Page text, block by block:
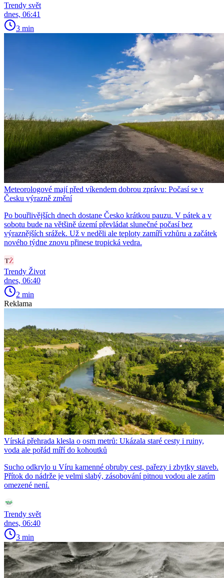
Trendy svět
dnes, 06:41
3 min
Meteorologové mají před víkendem dobrou zprávu: Počasí se v
Česku výrazně změní
Po bouřlivějších dnech dostane Česko krátkou pauzu. V pátek a v
sobotu bude na většině území převládat slunečné počasí bez
výraznějších srážek. Už v neděli ale teploty zamíří vzhůru a začátek
nového týdne znovu přinese tropická vedra.
Trendy Život
dnes, 06:40
2 min
Reklama
Vírská přehrada klesla o osm metrů: Ukázala staré cesty i ruiny,
voda ale pořád míří do kohoutků
Sucho odkrylo u Víru kamenné obruby cest, pařezy i zbytky staveb.
Přítok do nádrže je velmi slabý, zásobování pitnou vodou ale zatím
omezené není.
Trendy svět
dnes, 06:40
3 min